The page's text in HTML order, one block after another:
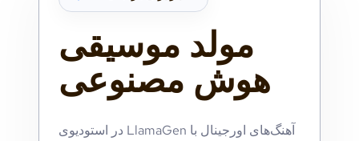
مولد موسیقی
هوش مصنوعی
در استودیوی LlamaGen آهنگ‌های اورجینال با